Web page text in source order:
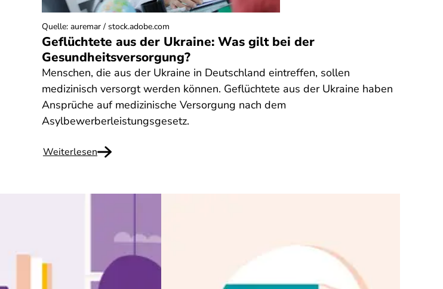
Geflüchtete aus der Ukraine: Was gilt bei der
Gesundheitsversorgung?
Menschen, die aus der Ukraine in Deutschland eintreffen, sollen
medizinisch versorgt werden können. Geflüchtete aus der Ukraine haben
Ansprüche auf medizinische Versorgung nach dem
Asylbewerberleistungsgesetz.
Weiterlesen
Quelle: auremar / stock.adobe.com